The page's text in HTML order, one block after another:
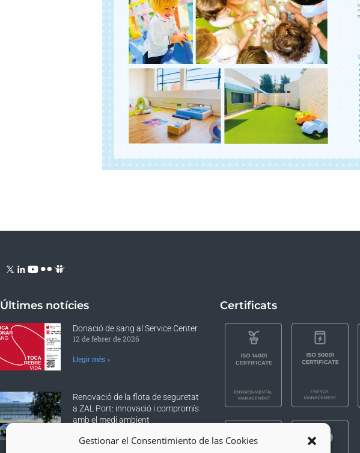
Gestionar el Consentimiento de las Cookies
Últimes notícies
Donació de sang al Service Center
12 de febrer de 2026
Llegir més »
Renovació de la flota de seguretat
a ZAL Port: innovació i compromís
amb el medi ambient
Certificats